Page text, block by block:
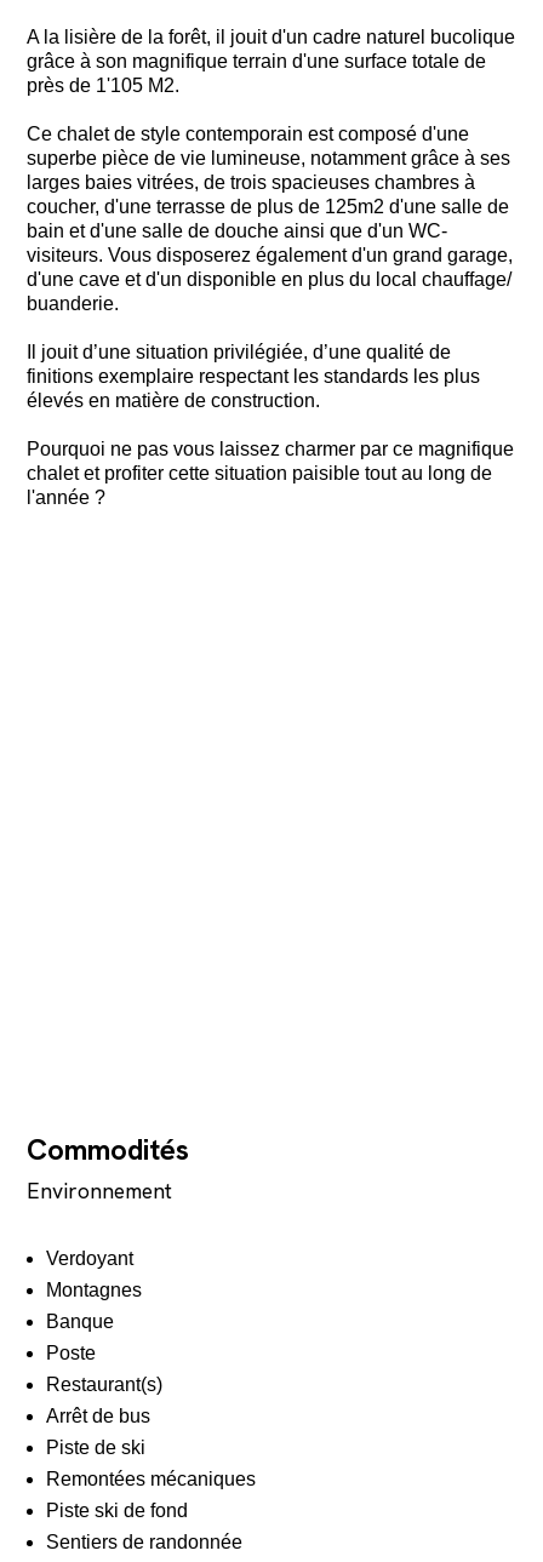
A la lisière de la forêt, il jouit d'un cadre naturel bucolique
grâce à son magnifique terrain d'une surface totale de
près de 1'105 M2.
Ce chalet de style contemporain est composé d'une
superbe pièce de vie lumineuse, notamment grâce à ses
larges baies vitrées, de trois spacieuses chambres à
coucher, d'une terrasse de plus de 125m2 d'une salle de
bain et d'une salle de douche ainsi que d'un WC-
visiteurs. Vous disposerez également d'un grand garage,
d'une cave et d'un disponible en plus du local chauffage/
buanderie.
Il jouit d’une situation privilégiée, d’une qualité de
finitions exemplaire respectant les standards les plus
élevés en matière de construction.
Pourquoi ne pas vous laissez charmer par ce magnifique
chalet et profiter cette situation paisible tout au long de
l'année ?
Commodités
Environnement
Verdoyant
Montagnes
Banque
Poste
Restaurant(s)
Arrêt de bus
Piste de ski
Remontées mécaniques
Piste ski de fond
Sentiers de randonnée